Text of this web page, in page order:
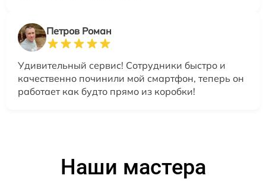
Петров Роман
Удивительный сервис! Сотрудники быстро и
качественно починили мой смартфон, теперь он
работает как будто прямо из коробки!
Наши мастера